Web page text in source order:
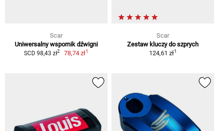
Scar
Uniwersalny wspornik dźwigni
SCD 98,43 zł2 78,74 zł1
Scar
Zestaw kluczy do szprych
124,61 zł1